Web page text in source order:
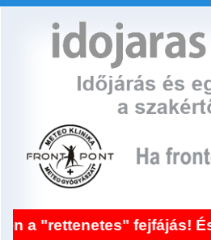
fejfájás! És így